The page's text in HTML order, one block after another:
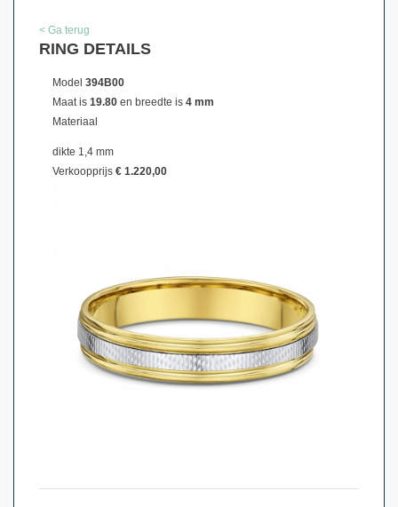
< Ga terug
RING DETAILS
Model 394B00
Maat is 19.80 en breedte is 4 mm
Materiaal
dikte 1,4 mm
Verkoopprijs € 1.220,00